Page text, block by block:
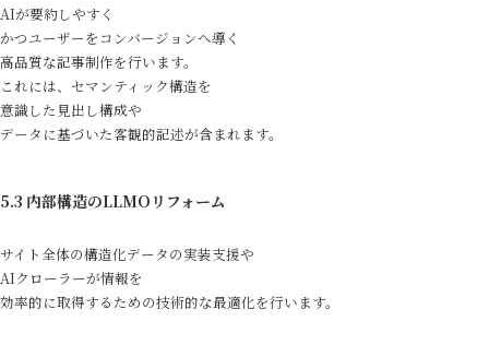
AIが要約しやすく
かつユーザーをコンバージョンへ導く
高品質な記事制作を行います。
これには、セマンティック構造を
意識した見出し構成や
データに基づいた客観的記述が含まれます。
5.3 内部構造のLLMOリフォーム
サイト全体の構造化データの実装支援や
AIクローラーが情報を
効率的に取得するための技術的な最適化を行います。